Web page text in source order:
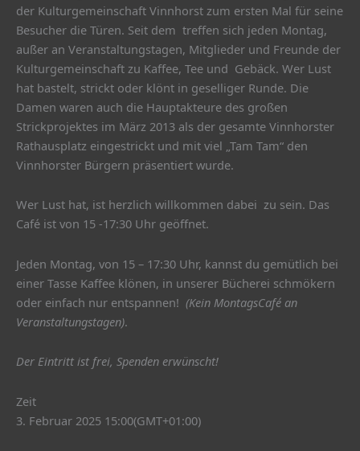
der Kulturgemeinschaft Vinnhorst zum ersten Mal für seine
Besucher die Türen. Seit dem treffen sich jeden Montag,
außer an Veranstaltungstagen, Mitglieder und Freunde der
Kulturgemeinschaft zu Kaffee, Tee und Gebäck. Wer Lust
hat bastelt, strickt oder klönt in geselliger Runde. Die
Damen waren auch die Hauptakteure des großen
Strickprojektes im März 2013 als der gesamte Vinnhorster
Rathausplatz eingestrickt und mit viel „Tam Tam“ den
Vinnhorster Bürgern präsentiert wurde.
Wer Lust hat, ist herzlich willkommen dabei zu sein. Das
Café ist von 15 -17:30 Uhr geöffnet.
Jeden Montag, von 15 – 17:30 Uhr, kannst du gemütlich bei
einer Tasse Kaffee klönen, in unserer Bücherei schmökern
oder einfach nur entspannen! (Kein MontagsCafé an
Veranstaltungstagen).
Der Eintritt ist frei, Spenden erwünscht!
Zeit
3. Februar 2025 15:00(GMT+01:00)